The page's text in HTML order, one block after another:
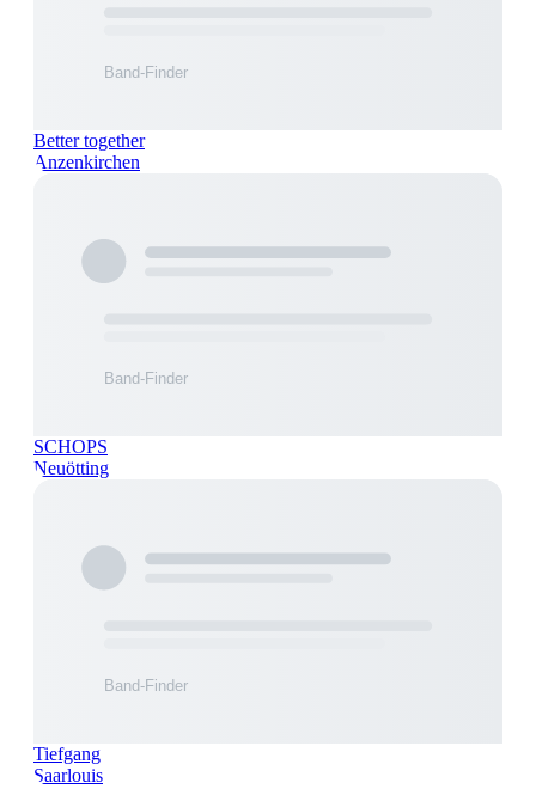
Better together
Anzenkirchen
SCHOPS
Neuötting
Tiefgang
Saarlouis